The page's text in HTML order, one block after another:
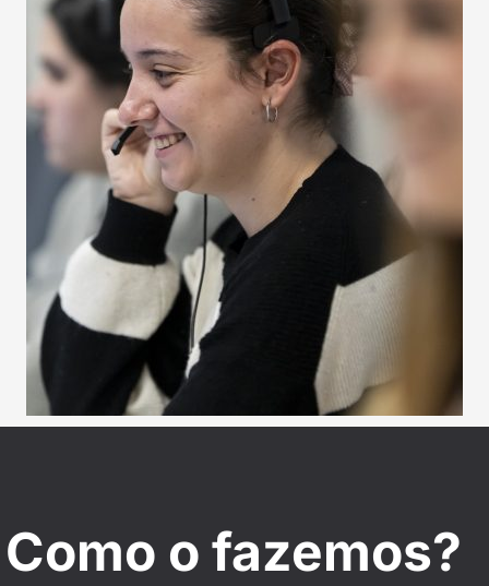
Como o fazemos?